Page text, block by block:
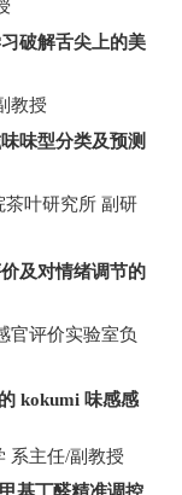
破解舌尖上的美
教授
味型分类及预测
茶叶研究所 副研
及对情绪调节的
官评价实验室负
kokumi 味感感
系主任/副教授
基丁醛精准调控